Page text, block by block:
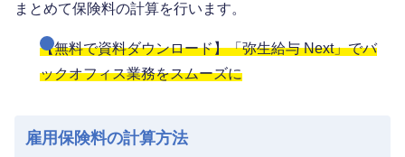
まとめて保険料の計算を行います。
【無料で資料ダウンロード】「弥生給与 Next」でバ
ックオフィス業務をスムーズに
雇用保険料の計算方法